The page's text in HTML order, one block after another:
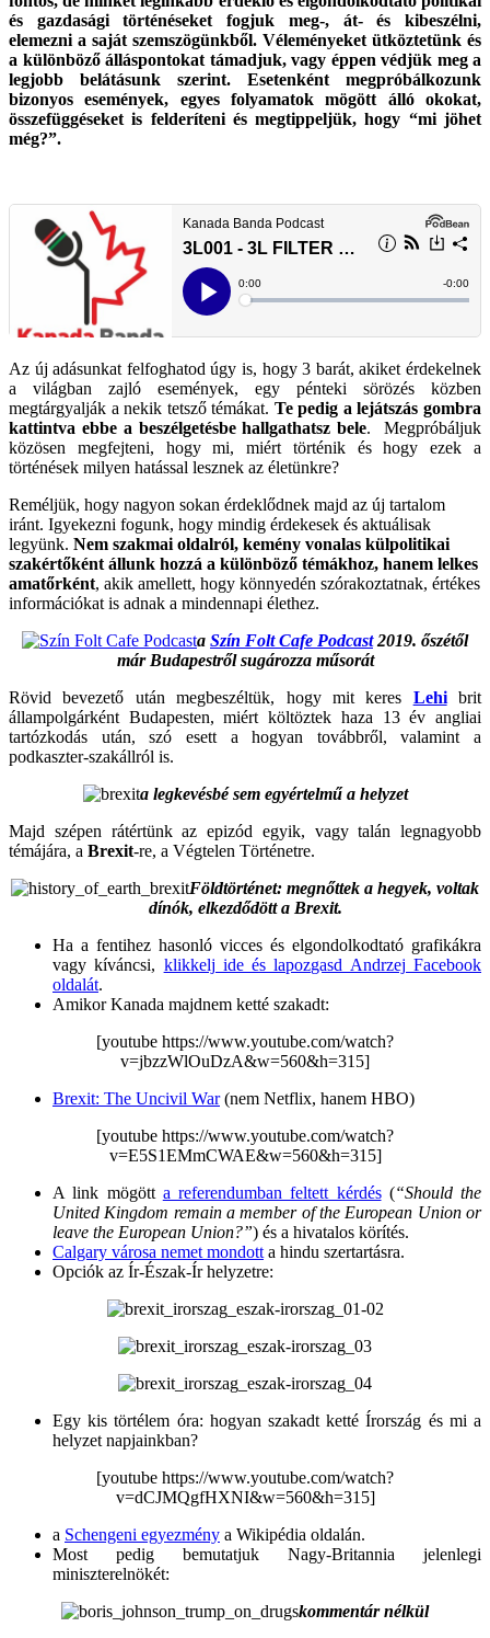
és gazdasági történéseket fogjuk meg-, át- és kibeszélni,
elemezni a saját szemszögünkből. Véleményeket ütköztetünk és
a különböző álláspontokat támadjuk, vagy éppen védjük meg a
legjobb belátásunk szerint.
Esetenként megpróbálkozunk
bizonyos események, egyes folyamatok mögött álló okokat,
összefüggéseket is felderíteni és megtippeljük, hogy “mi jöhet
még?”.
Az új adásunkat felfoghatod úgy is, hogy 3 barát, akiket érdekelnek
a világban zajló események, egy pénteki sörözés közben
megtárgyalják a nekik tetsző témákat. Te pedig a lejátszás gombra
kattintva ebbe a beszélgetésbe hallgathatsz bele. Megpróbáljuk
közösen megfejteni, hogy mi, miért történik és hogy ezek a
történések milyen hatással lesznek az életünkre?
Reméljük, hogy nagyon sokan érdeklődnek majd az új tartalom
iránt. Igyekezni fogunk, hogy mindig érdekesek és aktuálisak
legyünk. Nem szakmai oldalról, kemény vonalas külpolitikai
szakértőként állunk hozzá a különböző témákhoz, hanem lelkes
amatőrként, akik amellett, hogy könnyedén szórakoztatnak, értékes
információkat is adnak a mindennapi élethez.
a Szín Folt Cafe Podcast2019. őszétől
már Budapestről sugározza műsorát
Rövid bevezető után megbeszéltük, hogy mit keres Lehibrit
állampolgárként Budapesten, miért költöztek haza 13 év angliai
tartózkodás után, szó esett a hogyan továbbről, valamint a
podkaszter-szakállról is.
a legkevésbé sem egyértelmű a helyzet
Majd szépen rátértünk az epizód egyik, vagy talán legnagyobb
témájára, a Brexit-re, a Végtelen Történetre.
Földtörténet: megnőttek a hegyek, voltak
dínók, elkezdődött a Brexit.
Ha a fentihez hasonló vicces és elgondolkodtató grafikákra
vagy kíváncsi, klikkelj ide és lapozgasd Andrzej Facebook
oldalát.
Amikor Kanada majdnem ketté szakadt:
[youtube https://www.youtube.com/watch?
v=jbzzWlOuDzA&w=560&h=315]
Brexit: The Uncivil War(nem Netflix, hanem HBO)
[youtube https://www.youtube.com/watch?
v=E5S1EMmCWAE&w=560&h=315]
A link mögött a referendumban feltett kérdés(“Should the
United Kingdom remain a member of the European Union or
leave the European Union?”) és a hivatalos körítés.
Calgary városa nemet mondotta hindu szertartásra.
Opciók az Ír-Észak-Ír helyzetre:
Egy kis törtélem óra: hogyan szakadt ketté Írország és mi a
helyzet napjainkban?
[youtube https://www.youtube.com/watch?
v=dCJMQgfHXNI&w=560&h=315]
a Schengeni egyezmény a Wikipédia oldalán.
Most pedig bemutatjuk Nagy-Britannia jelenlegi
miniszterelnökét:
kommentár nélkül